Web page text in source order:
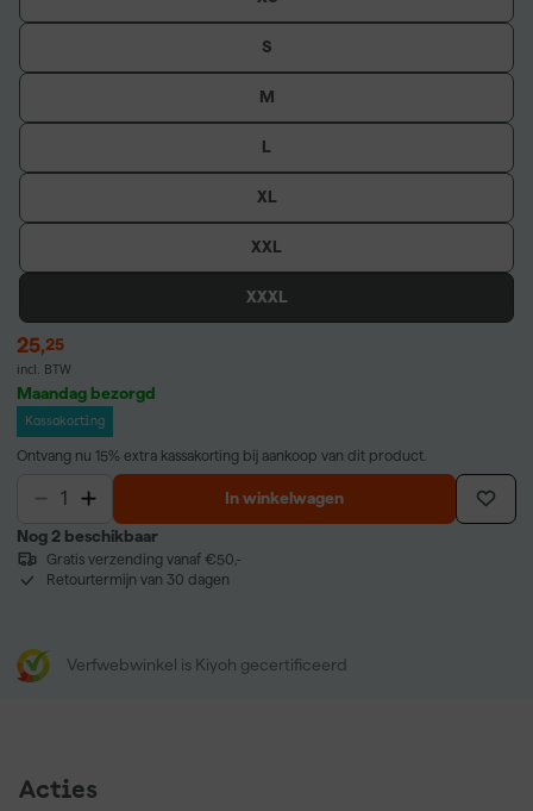
S
M
L
XL
XXL
XXXL
25,25
incl. BTW
Maandag bezorgd
Kassakorting
Ontvang nu 15% extra kassakorting bij aankoop van dit product.
In winkelwagen
Nog 2 beschikbaar
Gratis verzending vanaf €50,-
Retourtermijn van 30 dagen
Verfwebwinkel is Kiyoh gecertificeerd
Acties